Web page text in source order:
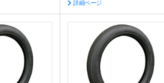
詳細ページ